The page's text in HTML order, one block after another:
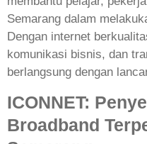
Semarang dalam
Dengan internet
komunikasi bisnis, dan
berlangsung dengan
ICONNET:
Broadband